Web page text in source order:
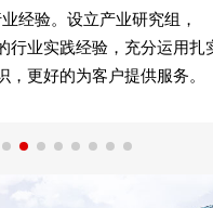
经验。设立产业研究组，
行业实践经验，充分运用扎
，更好的为客户提供服务。